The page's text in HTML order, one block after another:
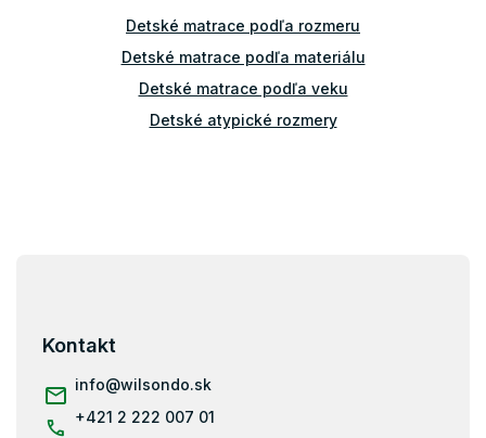
e
r
v
k
y
Detské matrace podľa rozmeru
Detské matrace podľa materiálu
Detské matrace podľa veku
Detské atypické rozmery
Kontakt
info@wilsondo.sk
+421 2 222 007 01